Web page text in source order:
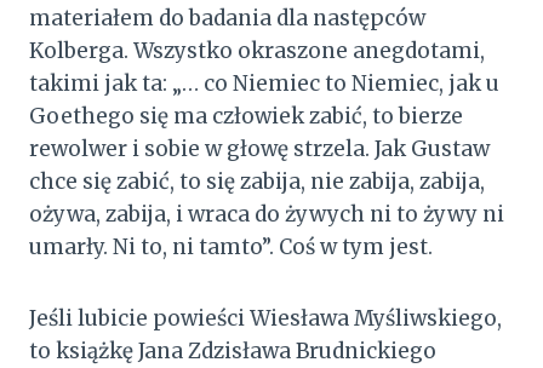
materiałem do badania dla następców
Kolberga. Wszystko okraszone anegdotami,
takimi jak ta: „… co Niemiec to Niemiec, jak u
Goethego się ma człowiek zabić, to bierze
rewolwer i sobie w głowę strzela. Jak Gustaw
chce się zabić, to się zabija, nie zabija, zabija,
ożywa, zabija, i wraca do żywych ni to żywy ni
umarły. Ni to, ni tamto”. Coś w tym jest.
Jeśli lubicie powieści Wiesława Myśliwskiego,
to książkę Jana Zdzisława Brudnickiego